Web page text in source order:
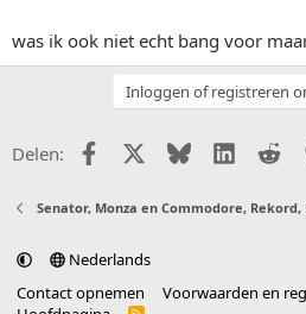
was ik ook niet echt bang voor
Inloggen of registreren
Delen: FacebookX (Twitter)
BlueskyLinkedIn
Senator, Monza en Commodore, Rekord,
Nederlands
Contact opnemen
Voorwaarden en